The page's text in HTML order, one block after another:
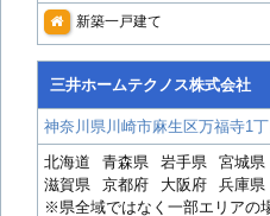
新築一戸建て
三井ホームテクノス株式会社
神奈川県川崎市麻生区万福寺1
北海道
青森県 岩手県 宮城県
滋賀県
京都府 大阪府 兵庫県
※県全域ではなく一部エリアの